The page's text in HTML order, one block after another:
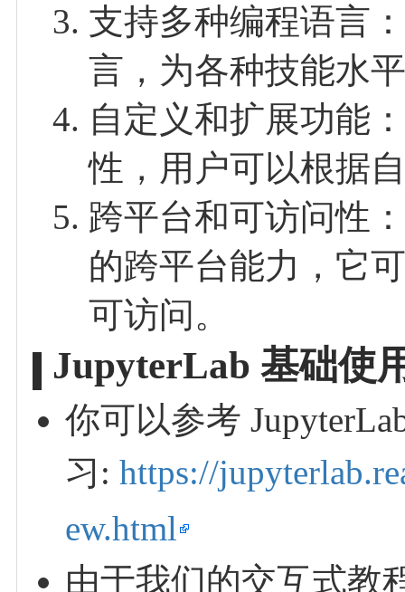
支持多种编程语言
言，为各种技能水
自定义和扩展功能
性，用户可以根据
跨平台和可访问性
的跨平台能力，它
可访问。
JupyterLab 基础使
你可以参考
习: https://
ew.html
由于我们的交互式教